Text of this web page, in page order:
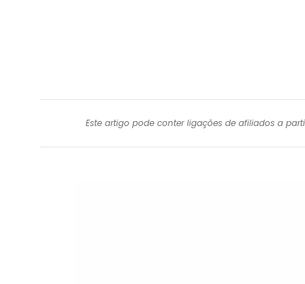
Este artigo pode conter ligações de afiliados a